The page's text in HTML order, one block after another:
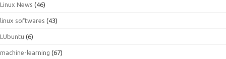
Linux News (46)
linux softwares (43)
LUbuntu (6)
machine-learning (67)